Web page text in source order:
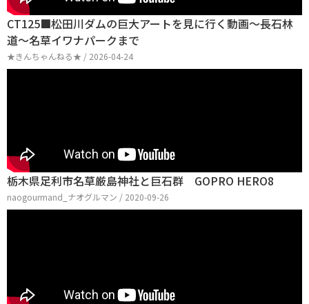
CT125■松田川ダムの巨大アートを見に行く動画～長石林
道～名草イワナパークまで
★きんちゃんねる★ / 2026-04-24
栃木県足利市名草厳島神社と巨石群 GOPRO HERO8
naogourmand_ナオグルマン / 2020-09-26